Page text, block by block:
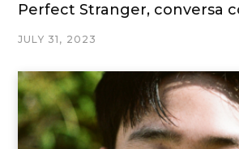
Perfect Stranger, conversa
JULY 31, 2023